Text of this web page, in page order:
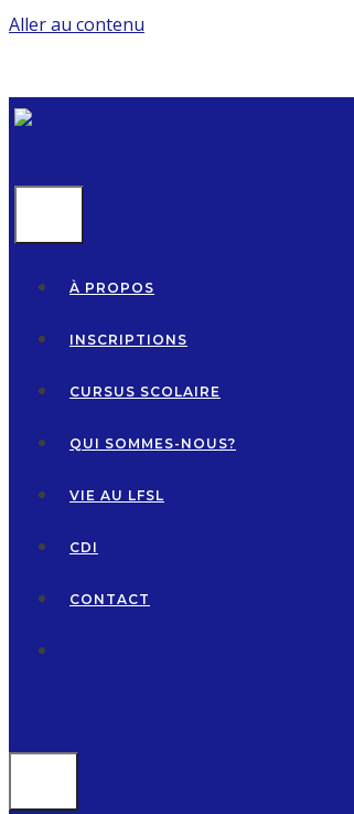
Aller au contenu
À PROPOS
INSCRIPTIONS
CURSUS SCOLAIRE
QUI SOMMES-NOUS?
VIE AU LFSL
CDI
CONTACT